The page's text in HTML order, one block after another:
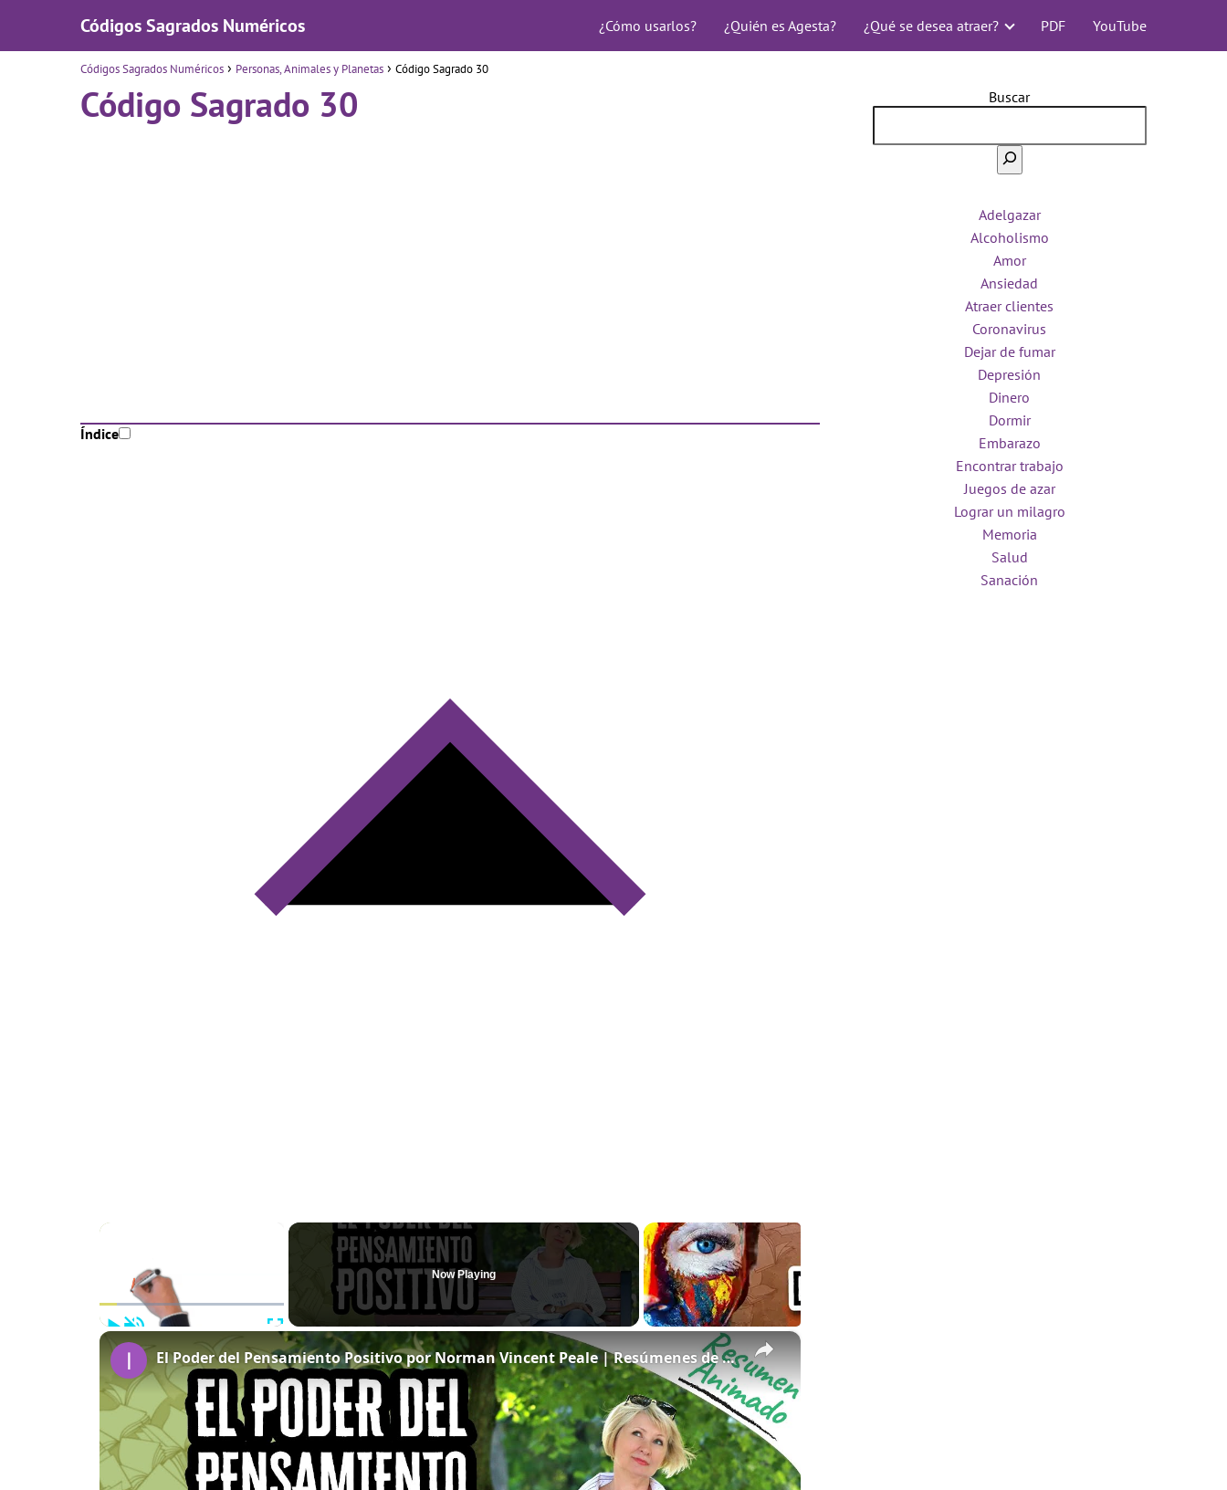
Códigos Sagrados Numéricos ¿Cómo usarlos? ¿Quién es Agesta? ¿Qué se desea atraer? PDF YouTube
Códigos Sagrados Numéricos Personas, Animales y Planetas Código Sagrado 30
Código Sagrado 30
Índice
PlayUnmute Fullscreen
Now Playing
×
El Poder del Pensamiento Positivo por Norman Vincent Peale | Resúmenes de Libros
Buscar
Adelgazar
Alcoholismo
Amor
Ansiedad
Atraer clientes
Coronavirus
Dejar de fumar
Depresión
Dinero
Dormir
Embarazo
Encontrar trabajo
Juegos de azar
Lograr un milagro
Memoria
Salud
Sanación